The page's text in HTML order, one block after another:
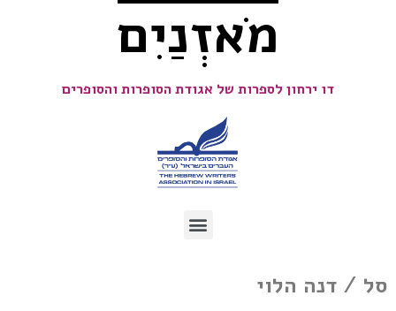
מֹאזְנַיִם
דו ירחון לספרות של אגודת הסופרות והסופרים
סל / דנה הלוי